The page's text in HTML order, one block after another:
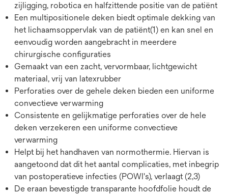
zijligging, robotica en halfzittende positie van de patiënt
Een multipositionele deken biedt optimale dekking van
het lichaamsoppervlak van de patiënt(1) en kan snel en
eenvoudig worden aangebracht in meerdere
chirurgische configuraties
Gemaakt van een zacht, vervormbaar, lichtgewicht
materiaal, vrij van latexrubber
Perforaties over de gehele deken bieden een uniforme
convectieve verwarming
Consistente en gelijkmatige perforaties over de hele
deken verzekeren een uniforme convectieve
verwarming
Helpt bij het handhaven van normothermie. Hiervan is
aangetoond dat dit het aantal complicaties, met inbegrip
van postoperatieve infecties (POWI's), verlaagt (2,3)
De eraan bevestigde transparante hoofdfolie houdt de